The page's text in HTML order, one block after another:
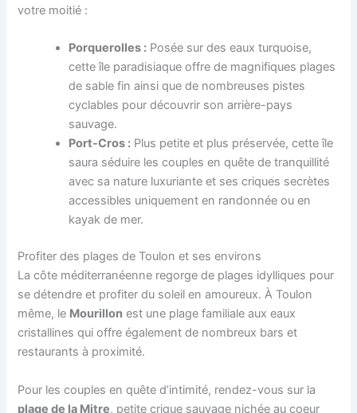
votre moitié :
Porquerolles : Posée sur des eaux turquoise,
cette île paradisiaque offre de magnifiques plages
de sable fin ainsi que de nombreuses pistes
cyclables pour découvrir son arrière-pays
sauvage.
Port-Cros : Plus petite et plus préservée, cette île
saura séduire les couples en quête de tranquillité
avec sa nature luxuriante et ses criques secrètes
accessibles uniquement en randonnée ou en
kayak de mer.
Profiter des plages de Toulon et ses environs
La côte méditerranéenne regorge de plages idylliques pour
se détendre et profiter du soleil en amoureux. À Toulon
même, le Mourillon est une plage familiale aux eaux
cristallines qui offre également de nombreux bars et
restaurants à proximité.
Pour les couples en quête d’intimité, rendez-vous sur la
plage de la Mitre, petite crique sauvage nichée au coeur